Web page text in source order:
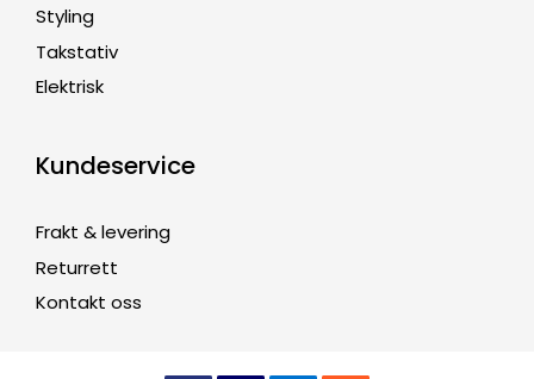
Styling
Takstativ
Elektrisk
Kundeservice
Frakt & levering
Returrett
Kontakt oss